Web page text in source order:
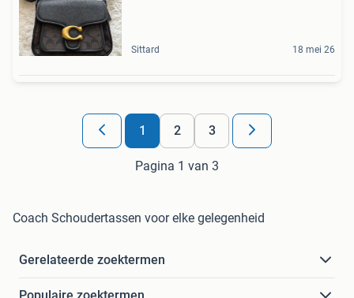
Sittard 18 mei 26
1 2 3
Pagina 1 van 3
Coach Schoudertassen voor elke gelegenheid
Gerelateerde zoektermen